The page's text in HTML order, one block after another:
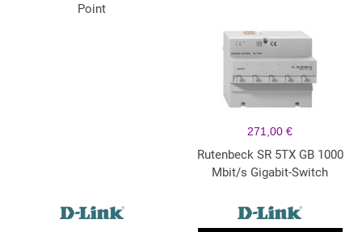
Point
271,00 €
Rutenbeck SR 5TX GB 1000
Mbit/s Gigabit-Switch